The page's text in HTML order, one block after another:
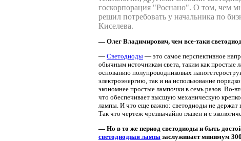
госкорпорация "Роснано". О том, чем
решил потребовать у начальника по
Киселева.
— Олег Владимирович, чем все-таки
— Светодиоды — это самое перспективное
обычным источникам света, таким как
основанию полупроводниковых
электроэнергию, так и на использование
экономнее простые лампочки в семь разов. Во-
что обеспечивает высшую механическую
лампы. И что еще важно: светодиоды не держат
Так что чертеж чрезвычайно главен и с
— Но в то же период светодиоды и быть
светодиодная лампа заслуживает минимум